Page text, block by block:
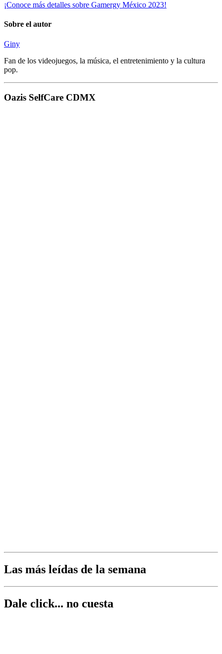
¡Conoce más detalles sobre Gamergy México 2023!
Sobre el autor
Giny
Fan de los videojuegos, la música, el entretenimiento y la cultura
pop.
Oazis SelfCare CDMX
Las más leídas de la semana
Dale click... no cuesta